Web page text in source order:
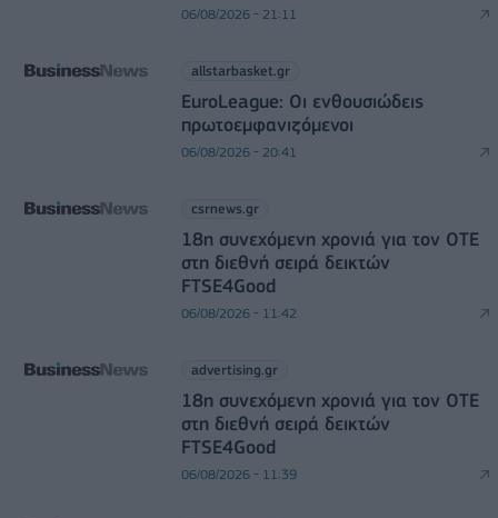
06/08/2026 - 21:11
allstarbasket.gr
EuroLeague: Οι ενθουσιώδεις
πρωτοεμφανιζόμενοι
06/08/2026 - 20:41
csrnews.gr
18η συνεχόμενη χρονιά για τον ΟΤΕ
στη διεθνή σειρά δεικτών
FTSE4Good
06/08/2026 - 11:42
advertising.gr
18η συνεχόμενη χρονιά για τον ΟΤΕ
στη διεθνή σειρά δεικτών
FTSE4Good
06/08/2026 - 11:39